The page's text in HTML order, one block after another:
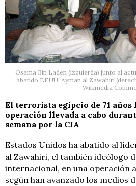
Osama Bin Laden (izquierda) junto al
abatido EEUU, Ayman al Zawahiri
Wikimedia
El terrorista egipcio de 71 años
operación llevada a cabo
semana por la CIA
Estados Unidos ha abatido al
al Zawahiri, el también ideólogo
internacional, en una operación
según han avanzado los medios